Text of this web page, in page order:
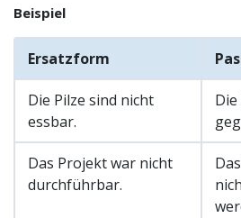
Beispiel
Ersatzform
Die Pilze sind nicht
essbar.
Das Projekt war nicht
durchführbar.